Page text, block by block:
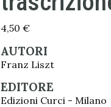
4,50 €
AUTORI
Franz Liszt
EDITORE
Edizioni Curci - Milano